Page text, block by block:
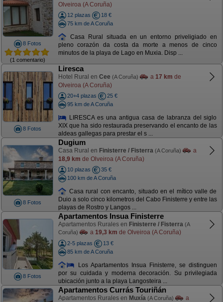
8 Fotos
(1 comentario)
Olveiroa (A Coruña)
12 plazas
18 €
75 km de A Coruña
Casa Rural situada en un entorno priveligiado en
pleno corazón da costa da morte a menos de cinco
minutos de la playa de Lago en Muxia. Disp ...
8 Fotos
Liresca
Hotel Rural en Cee (A Coruña) a 17 km de
Olveiroa (A Coruña)
20+4 plazas
25 €
95 km de A Coruña
LIRESCA es una antigua casa de labranza del siglo
XIX que ha sido restaurada preservando el encanto de las
aldeas gallegas para prestar el s ...
8 Fotos
Dugium
Casa Rural en Finisterre / Fisterra (A Coruña)
a
18,9 km de Olveiroa (A Coruña)
10 plazas
35 €
100 km de A Coruña
Casa rural con encanto, situado en el mítico valle de
Duio a solo cinco kilometros del Cabo Finisterre y entre las
playas de Rostro y Langos ...
8 Fotos
Apartamentos Insua Finisterre
Apartamentos Rurales en Finisterre / Fisterra (A
Coruña)
a 19,3 km de Olveiroa (A Coruña)
2-5 plazas
13 €
85 km de A Coruña
Los Apartamentos Insua Finisterre, se distinguen
por su cuidada y moderna decoración. Su privilegiada
ubicación junto a la playa Langosteira ...
Apartamentos Currás Touriñán
Apartamentos Rurales en Muxía (A Coruña)
a